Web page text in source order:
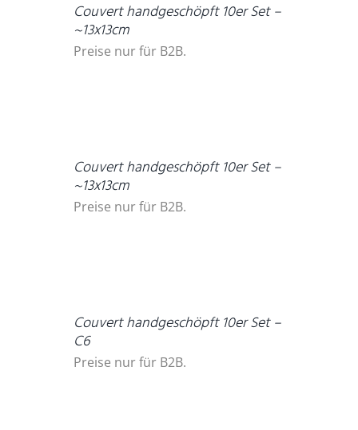
Couvert handgeschöpft 10er Set –
~13x13cm
Preise nur für B2B.
Couvert handgeschöpft 10er Set –
~13x13cm
Preise nur für B2B.
Couvert handgeschöpft 10er Set –
C6
Preise nur für B2B.